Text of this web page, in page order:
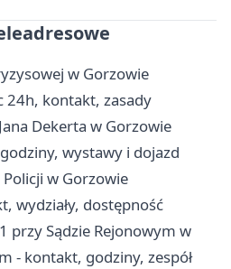
w Gorzowie
24h, kontakt, zasady
Dekerta w Gorzowie
wystawy i dojazd
w Gorzowie
wydziały, dostępność
przy Sądzie Rejonowym w
- kontakt, godziny, zespół